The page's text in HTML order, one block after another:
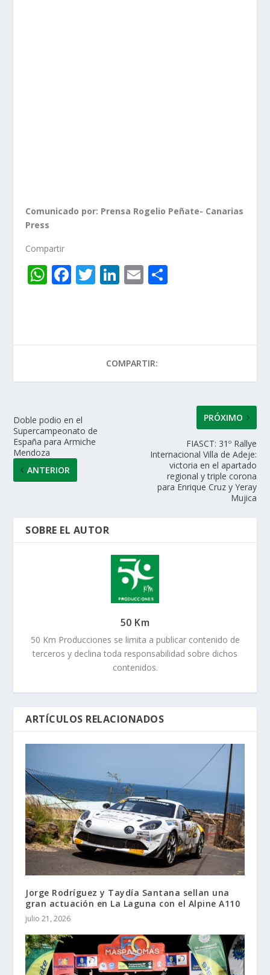
Comunicado por: Prensa Rogelio Peñate- Canarias
Press
Compartir
W
A
p
F
o
k
T Li
dI
n
E
ar
r
COMPARTIR:
Doble podio en el
Supercampeonato de
España para Armiche
Mendoza
ANTERIOR
PRÓXIMO
FIASCT: 31º Rallye
Internacional Villa de Adeje:
victoria en el apartado
regional y triple corona
para Enrique Cruz y Yeray
Mujica
SOBRE EL AUTOR
50 Km
50 Km Producciones se limita a publicar contenido de
terceros y declina toda responsabilidad sobre dichos
contenidos.
ARTÍCULOS RELACIONADOS
Jorge Rodríguez y Taydía Santana sellan una
gran actuación en La Laguna con el Alpine A110
julio 21, 2026